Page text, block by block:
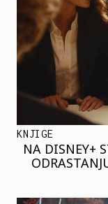
KNJIGE
NA DISNEY+